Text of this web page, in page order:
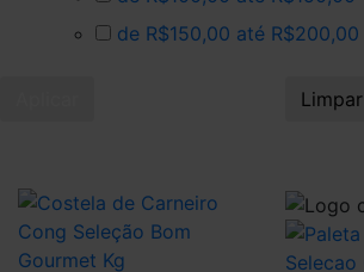
de R$150,00 até R$200,00
Limpar